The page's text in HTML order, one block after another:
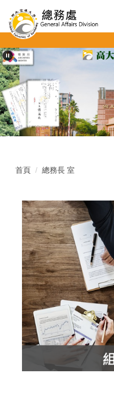
到
主
內
容
區
首頁 總務長 室